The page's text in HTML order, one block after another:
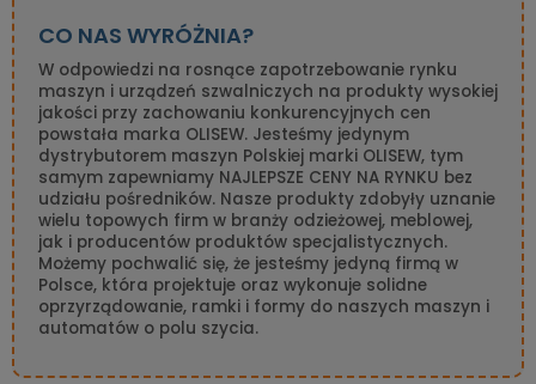
CO NAS WYRÓŻNIA?
W odpowiedzi na rosnące zapotrzebowanie rynku
maszyn i urządzeń szwalniczych na produkty wysokiej
jakości przy zachowaniu konkurencyjnych cen
powstała marka OLISEW. Jesteśmy jedynym
dystrybutorem maszyn Polskiej marki OLISEW, tym
samym zapewniamy NAJLEPSZE CENY NA RYNKU bez
udziału pośredników. Nasze produkty zdobyły uznanie
wielu topowych firm w branży odzieżowej, meblowej,
jak i producentów produktów specjalistycznych.
Możemy pochwalić się, że jesteśmy jedyną firmą w
Polsce, która projektuje oraz wykonuje solidne
oprzyrządowanie, ramki i formy do naszych maszyn i
automatów o polu szycia.